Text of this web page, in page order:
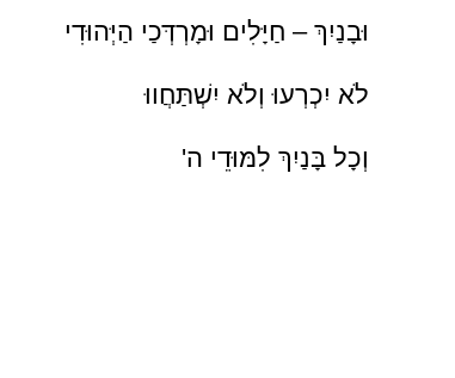
וּבָנַיִךְ – חַיָּלִים וּמָרְדְּכַי הַיְּהוּדִי
לֹא יִכְרְעוּ וְלֹא יִשְׁתַּחֲווּ
וְכָל בָּנַיִךְ לִמּוּדֵי ה'